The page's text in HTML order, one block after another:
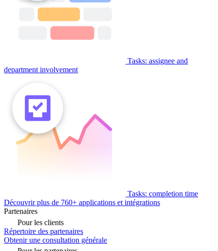
Tasks: assignee and
department involvement
Tasks: completion time
Découvrir plus de 760+ applications et intégrations
Partenaires
Pour les clients
Répertoire des partenaires
Obtenir une consultation générale